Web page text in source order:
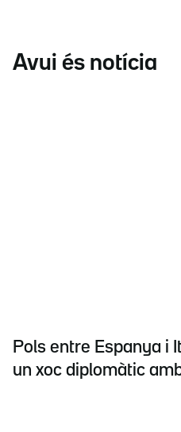
Avui és notícia
Pols entre Espanya i
un xoc diplomàtic